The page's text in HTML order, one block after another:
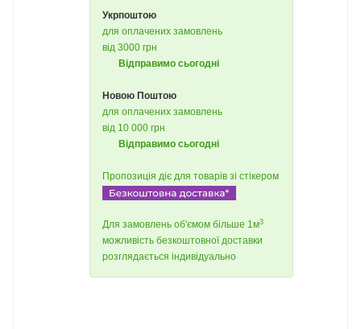
Укрпоштою
для оплачених замовлень
від 3000 грн
Відправимо сьогодні
Новою Поштою
для оплачених замовлень
від 10 000 грн
Відправимо сьогодні
Пропозиція діє для товарів зі стікером
Для замовлень об'ємом більше 1м3
можливість безкоштовної доставки
розглядається індивідуально